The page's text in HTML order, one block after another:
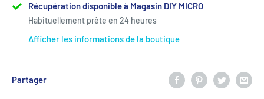
Récupération disponible à Magasin DIY MICRO
Habituellement prête en 24 heures
Afficher les informations de la boutique
Partager